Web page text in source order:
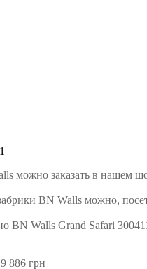
можно заказать в нашем
BN Walls можно,
BN Walls Grand Safari
886 грн